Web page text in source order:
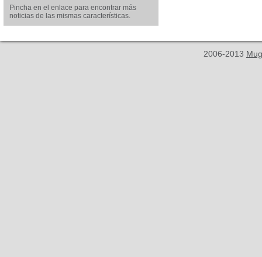
Pincha en el enlace para encontrar más
noticias de las mismas características.
2006-2013